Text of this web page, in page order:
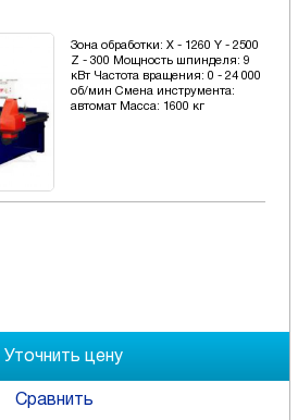
Зона обработки: X - 1260 Y - 2500
Z - 300 Мощность шпинделя: 9
кВт Частота вращения: 0 - 24 000
об/мин Смена инструмента:
автомат Масса: 1600 кг
Сравнить